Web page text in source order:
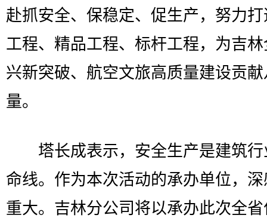
赴抓安全、保稳定、促生产，努力
工程、精品工程、标杆工程，为吉
兴新突破、航空文旅高质量建设贡
量。
塔长成表示，安全生产是建筑行
命线。作为本次活动的承办单位，
重大。吉林分公司将以承办此次全